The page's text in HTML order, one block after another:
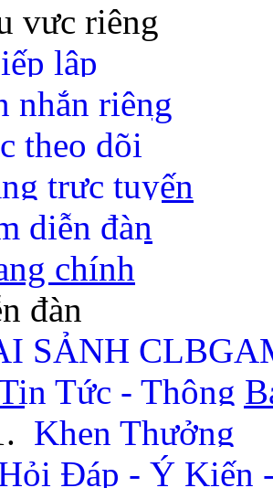
vực riêng
lập
nhắn riêng
theo dõi
trực tuyến
diễn đàn
chính
đàn
SẢNH
Tức - Thông
Khen Thưởng
Đáp - Ý Kiến